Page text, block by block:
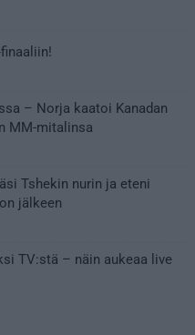
– Norja kaatoi Kanadan
MM-mitalinsa
Tshekin nurin ja eteni
jälkeen
TV:stä – näin aukeaa live